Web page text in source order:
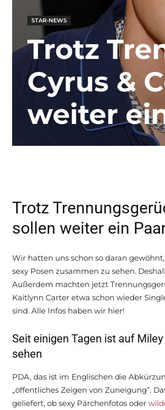
STAR-NEWS
Trotz
Cyrus &
weiter
Trotz
sollen weiter ein
Wir hatten uns schon so daran
sexy Posen zusammen zu sehen.
Außerdem machten jetzt
Kaitlynn Carter etwa schon wieder
sind. Alle Infos haben wir hier!
Seit einigen Tagen ist auf
sehen
PDA, das ist im Englischen die
„öffentliches Zeigen von Zuneigung”.
geliefert, ob sexy Pärchenfotos oder